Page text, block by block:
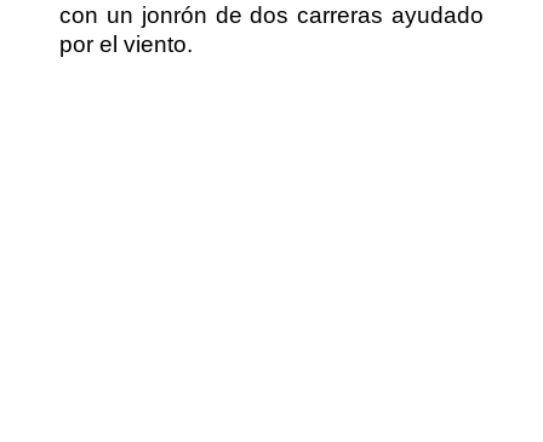
con un jonrón de dos carreras ayudado
por el viento.